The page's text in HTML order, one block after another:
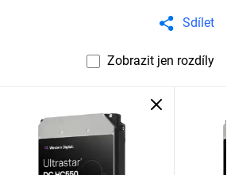
Sdílet
Zobrazit jen rozdíly